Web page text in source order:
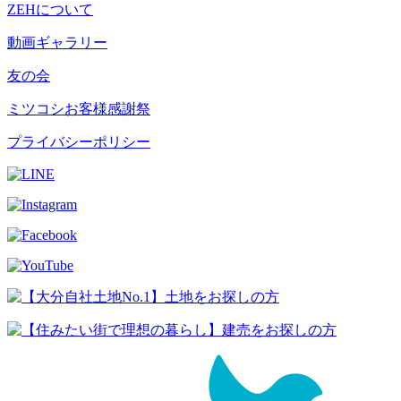
ZEHについて
動画ギャラリー
友の会
ミツコシお客様感謝祭
プライバシーポリシー